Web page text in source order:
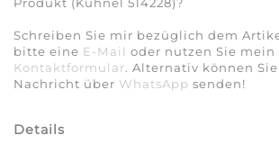
Produkt (Kühnel 514228)?
Schreiben Sie mir bezüglich dem
bitte eine E-Mail oder nutzen Sie mein
Kontaktformular. Alternativ können
Nachricht über WhatsApp senden!
Details